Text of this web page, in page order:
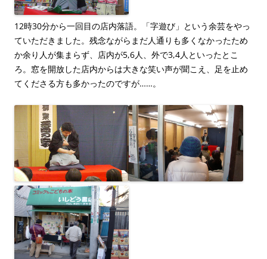
12時30分から一回目の店内落語。「字遊び」という余芸をやっ
ていただきました。残念ながらまだ人通りも多くなかったため
か余り人が集まらず、店内が5,6人、外で3,4人といったとこ
ろ。窓を開放した店内からは大きな笑い声が聞こえ、足を止め
てくださる方も多かったのですが……。